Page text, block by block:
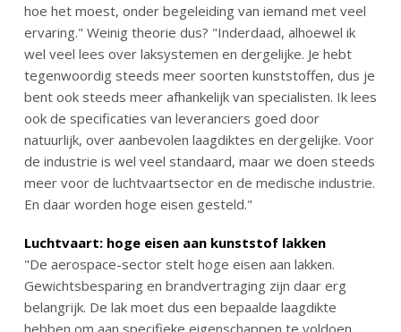
hoe het moest, onder begeleiding van iemand met veel
ervaring." Weinig theorie dus? "Inderdaad, alhoewel ik
wel veel lees over laksystemen en dergelijke. Je hebt
tegenwoordig steeds meer soorten kunststoffen, dus je
bent ook steeds meer afhankelijk van specialisten. Ik lees
ook de specificaties van leveranciers goed door
natuurlijk, over aanbevolen laagdiktes en dergelijke. Voor
de industrie is wel veel standaard, maar we doen steeds
meer voor de luchtvaartsector en de medische industrie.
En daar worden hoge eisen gesteld."
Luchtvaart: hoge eisen aan kunststof lakken
"De aerospace-sector stelt hoge eisen aan lakken.
Gewichtsbesparing en brandvertraging zijn daar erg
belangrijk. De lak moet dus een bepaalde laagdikte
hebben om aan specifieke eigenschappen te voldoen,